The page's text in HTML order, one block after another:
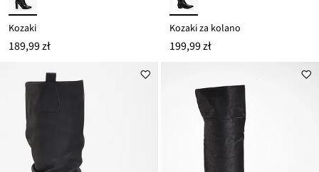
Kozaki
189,99 zł
Kozaki za kolano
199,99 zł